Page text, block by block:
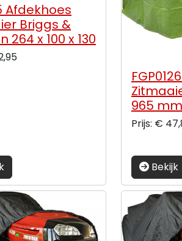
Afdekhoes
Briggs &
264 x 100 x 130
965 mm
Prijs: €
Bekijk